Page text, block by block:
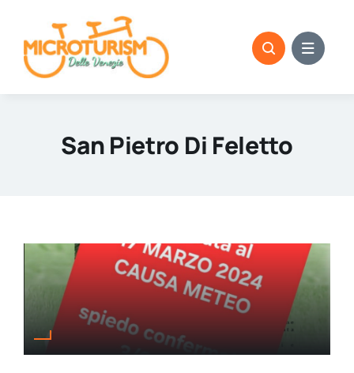
content
San Pietro Di Feletto